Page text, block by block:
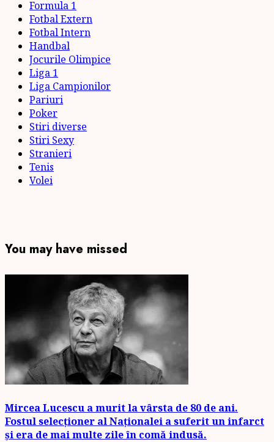
Formula 1
Fotbal Extern
Fotbal Intern
Handbal
Jocurile Olimpice
Liga 1
Liga Campionilor
Pariuri
Poker
Stiri diverse
Stiri Sexy
Stranieri
Tenis
Volei
You may have missed
Mircea Lucescu a murit la vârsta de 80 de ani.
Fostul selecționer al Naționalei a suferit un infarct
și era de mai multe zile în comă indusă.